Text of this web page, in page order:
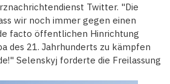
Twitter. "Die
wir noch immer gegen einen
facto öffentlichen Hinrichtung
des 21. Jahrhunderts zu kämpfen
Selenskyj forderte die Freilassung